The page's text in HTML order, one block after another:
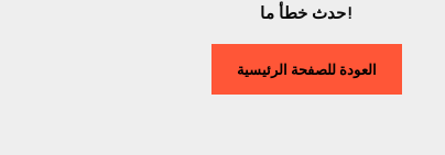
حدث خطأ ما!
العودة للصفحة الرئيسية